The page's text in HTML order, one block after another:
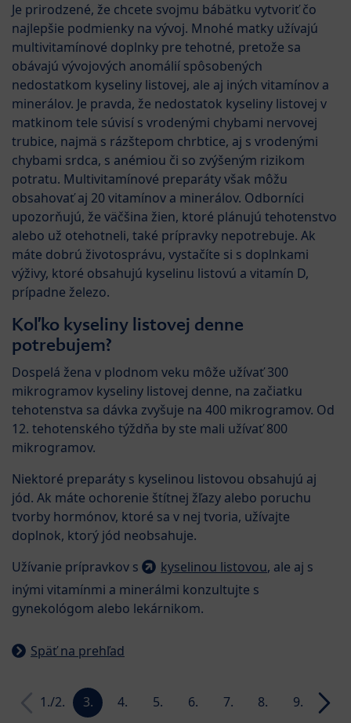
Je prirodzené, že chcete svojmu bábätku vytvoriť čo
najlepšie podmienky na vývoj. Mnohé matky užívajú
multivitamínové doplnky pre tehotné, pretože sa
obávajú vývojových anomálií spôsobených
nedostatkom kyseliny listovej, ale aj iných vitamínov a
minerálov. Je pravda, že nedostatok kyseliny listovej v
matkinom tele súvisí s vrodenými chybami nervovej
trubice, najmä s rázštepom chrbtice, aj s vrodenými
chybami srdca, s anémiou či so zvýšeným rizikom
potratu. Multivitamínové preparáty však môžu
obsahovať aj 20 vitamínov a minerálov. Odborníci
upozorňujú, že väčšina žien, ktoré plánujú tehotenstvo
alebo už otehotneli, také prípravky nepotrebuje. Ak
máte dobrú životosprávu, vystačíte si s doplnkami
výživy, ktoré obsahujú kyselinu listovú a vitamín D,
prípadne železo.
Koľko kyseliny listovej denne
potrebujem?
Dospelá žena v plodnom veku môže užívať 300
mikrogramov kyseliny listovej denne, na začiatku
tehotenstva sa dávka zvyšuje na 400 mikrogramov. Od
12. tehotenského týždňa by ste mali užívať 800
mikrogramov.
Niektoré preparáty s kyselinou listovou obsahujú aj
jód. Ak máte ochorenie štítnej žľazy alebo poruchu
tvorby hormónov, ktoré sa v nej tvoria, užívajte
doplnok, ktorý jód neobsahuje.
Užívanie prípravkov s
kyselinou listovou, ale aj s
inými vitamínmi a minerálmi konzultujte s
gynekológom alebo lekárnikom.
Späť na prehľad
1./2.
3.
4.
5.
6.
7.
8.
9.
10.